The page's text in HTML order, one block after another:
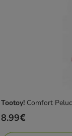
Tootoy! Comfort
Preço
8.99€
8.99€